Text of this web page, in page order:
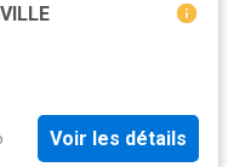
Voir les détails